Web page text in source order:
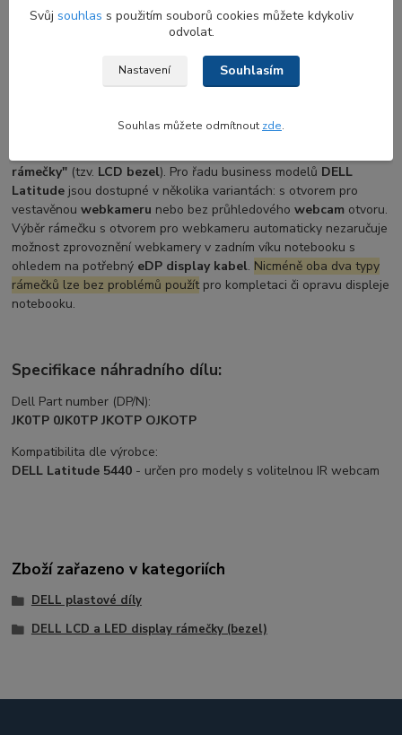
Kompatibilita rámečků s a bez otvoru pro
webkameru
standardně používajíLED displeje, na základě zažité zvyklosti či
rámečky" (tzv. LCD bezel). Pro řadu business modelů DELL
Latitude jsou dostupné v několika variantách: s otvorem pro
vestavěnouwebkameru nebo bez průhledovéhowebcam otvoru.
Výběr rámečku s otvorem pro webkameru automaticky nezaručuje
možnost zprovoznění webkamery v zadním víku notebooku s
ohledem na potřebný eDP display kabel. Nicméně oba dva typy
rámečků lze bez problémů použítpro kompletaci či opravu displeje
notebooku.
Specifikace náhradního dílu:
Dell Part number (DP/N):
JK0TP 0JK0TP JKOTP OJKOTP
Kompatibilita dle výrobce:
DELL Latitude 5440 - určen pro modely s volitelnou IR webcam
Zboží zařazeno v kategoriích
DELL plastové díly
DELL LCD a LED display rámečky (bezel)
Svůj souhlas s použitím souborů cookies můžete kdykoliv
odvolat.
Nastavení Souhlasím
Souhlas můžete odmítnout zde.